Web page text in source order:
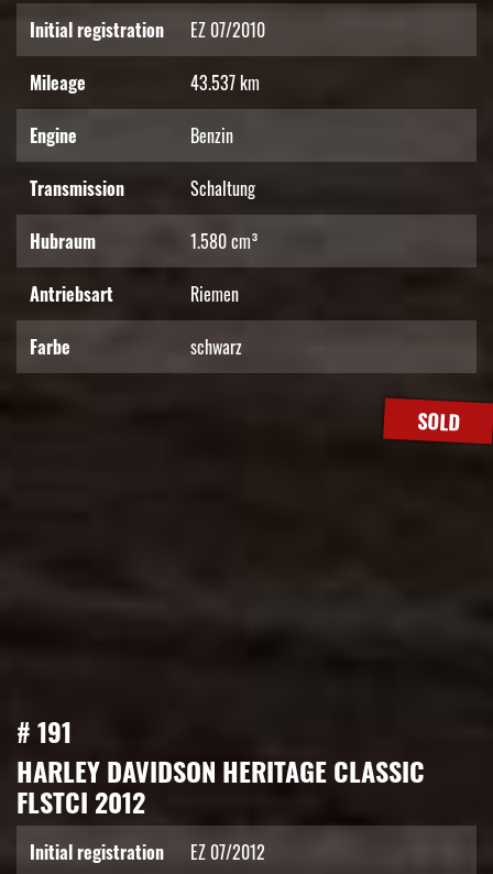
Initial registration
EZ 07/2010
Mileage
43.537 km
Engine
Benzin
Transmission
Schaltung
Hubraum
1.580 cm³
Antriebsart
Riemen
Farbe
schwarz
SOLD
# 191
HARLEY DAVIDSON HERITAGE CLASSIC
FLSTCI 2012
Initial registration EZ 07/2012